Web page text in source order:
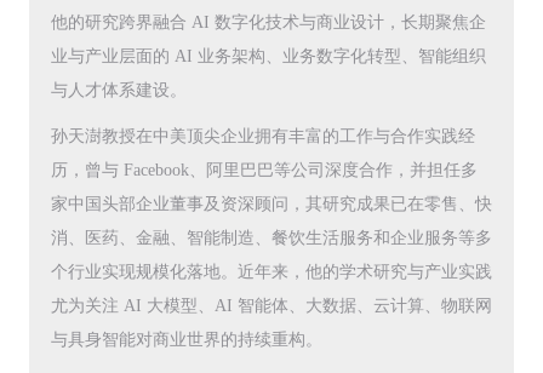
他的研究跨界融合 AI 数字化技术与商业设计，长期聚焦企
业与产业层面的 AI 业务架构、业务数字化转型、智能组织
与人才体系建设。
孙天澍教授在中美顶尖企业拥有丰富的工作与合作实践经
历，曾与 Facebook、阿里巴巴等公司深度合作，并担任多
家中国头部企业董事及资深顾问，其研究成果已在零售、快
消、医药、金融、智能制造、餐饮生活服务和企业服务等多
个行业实现规模化落地。近年来，他的学术研究与产业实践
尤为关注 AI 大模型、AI 智能体、大数据、云计算、物联网
与具身智能对商业世界的持续重构。